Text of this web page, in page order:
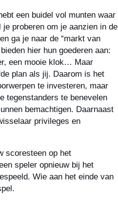
een buidel vol munten waar
proberen om je aanzien in de
ga je naar de “markt van
hier hun goederen aan:
een mooie klok… Maar
plan als jij. Daarom is het
te investeren, maar
tegenstanders te benevelen
bemachtigen. Daarnaast
privileges en
scoresteen op het
speler opnieuw bij het
Wie aan het einde van